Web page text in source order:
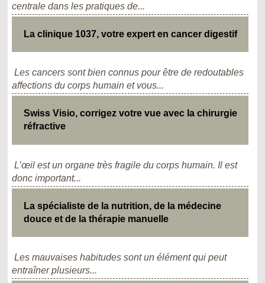
centrale dans les pratiques de...
La clinique 1037, votre expert en cancer digestif
Les cancers sont bien connus pour être de redoutables
affections du corps humain et vous...
Swiss Visio, corrigez votre vue avec la chirurgie
réfractive
L’œil est un organe très fragile du corps humain. Il est
donc important...
La spécialiste de la nutrition, de la médecine
douce et de la thérapie manuelle
Les mauvaises habitudes sont un élément qui peut
entraîner plusieurs...